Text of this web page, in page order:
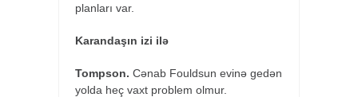
planları var.
Karandaşın izi ilə
Tompson. Cənab Fouldsun evinə gedən
yolda heç vaxt problem olmur.